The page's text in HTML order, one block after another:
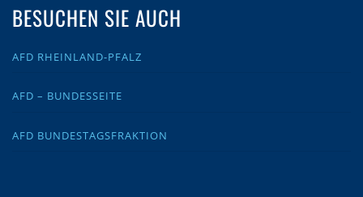
BESUCHEN SIE AUCH
AFD RHEINLAND-PFALZ
AFD – BUNDESSEITE
AFD BUNDESTAGSFRAKTION